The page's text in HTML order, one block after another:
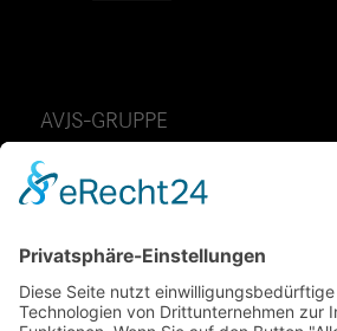
AVJS-GRUPPE
AvJS Personal auf Zeit GmbH
Telefon: 49 (0) 9 06 – 7 05 85 -0
Telefax: 49 (0) 9 06 – 7 05 85 70